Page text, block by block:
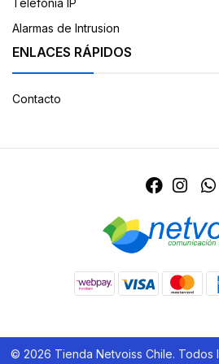
Telefonia IP
Alarmas de Intrusion
ENLACES RÁPIDOS
Contacto
© 2026 Tienda Netvoiss Chile. Todos